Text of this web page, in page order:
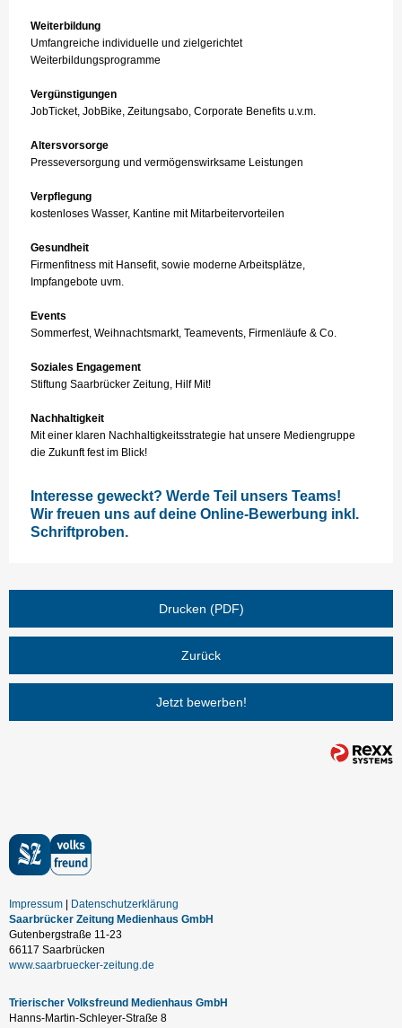
Weiterbildung
Umfangreiche individuelle und zielgerichtet
Weiterbildungsprogramme
Vergünstigungen
JobTicket, JobBike, Zeitungsabo, Corporate Benefits u.v.m.
Altersvorsorge
Presseversorgung und vermögenswirksame Leistungen
Verpflegung
kostenloses Wasser, Kantine mit Mitarbeitervorteilen
Gesundheit
Firmenfitness mit Hansefit, sowie moderne Arbeitsplätze,
Impfangebote uvm.
Events
Sommerfest, Weihnachtsmarkt, Teamevents, Firmenläufe & Co.
Soziales Engagement
Stiftung Saarbrücker Zeitung, Hilf Mit!
Nachhaltigkeit
Mit einer klaren Nachhaltigkeitsstrategie hat unsere Mediengruppe
die Zukunft fest im Blick!
Interesse geweckt? Werde Teil unsers Teams!
Wir freuen uns auf deine Online-Bewerbung inkl.
Schriftproben.
Drucken (PDF)
Zurück
Jetzt bewerben!
Impressum
Datenschutzerklärung
Saarbrücker Zeitung Medienhaus GmbH
Gutenbergstraße 11-23
66117 Saarbrücken
www.saarbruecker-zeitung.de
Trierischer Volksfreund Medienhaus GmbH
Hanns-Martin-Schleyer-Straße 8